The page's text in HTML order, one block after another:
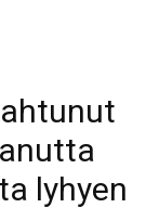
lyhyen